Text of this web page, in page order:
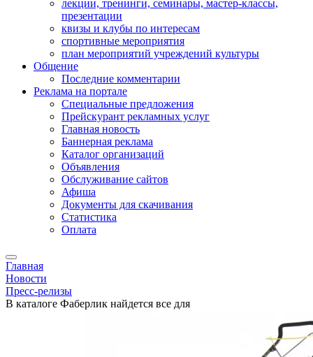
лекции, тренинги, семинары, мастер-классы,
презентации
квизы и клубы по интересам
спортивные мероприятия
план мероприятий учреждений культуры
Общение
Последние комментарии
Реклама на портале
Специальные предложения
Прейскурант рекламных услуг
Главная новость
Баннерная реклама
Каталог организаций
Объявления
Обслуживание сайтов
Афиша
Документы для скачивания
Статистика
Оплата
Главная
Новости
Пресс-релизы
В каталоге Фаберлик найдется все для